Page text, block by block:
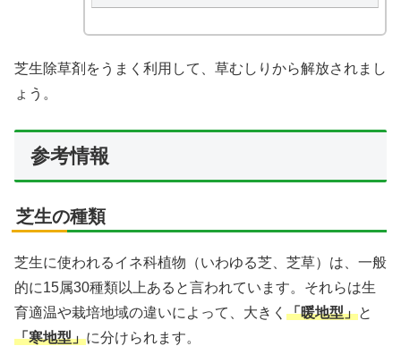
芝生除草剤をうまく利用して、草むしりから解放されまし
ょう。
参考情報
芝生の種類
芝生に使われるイネ科植物（いわゆる芝、芝草）は、一般
的に15属30種類以上あると言われています。それらは生
育適温や栽培地域の違いによって、大きく 「暖地型」と
「寒地型」に分けられます。